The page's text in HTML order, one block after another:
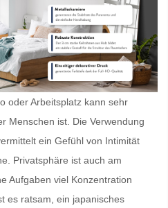
oder Arbeitsplatz kann sehr
Menschen ist. Die Verwendung
ein Gefühl von Intimität
Privatsphäre ist auch am
Aufgaben viel Konzentration
es ratsam, ein japanisches